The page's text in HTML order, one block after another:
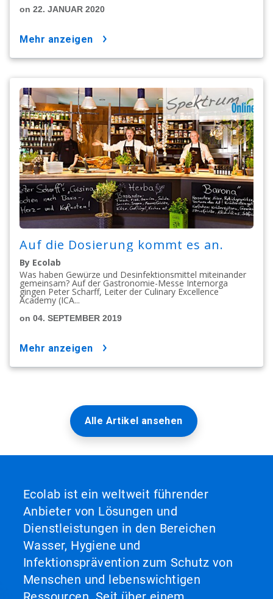
on 22. JANUAR 2020
mehr anzeigen
Auf die Dosierung kommt es an.
By Ecolab
Was haben Gewürze und Desinfektionsmittel miteinander
gemeinsam? Auf der Gastronomie-Messe Internorga
gingen Peter Scharff, Leiter der Culinary Excellence
Academy (ICA...
on 04. SEPTEMBER 2019
mehr anzeigen
Alle Artikel ansehen
Ecolab ist ein weltweit führender
Anbieter von Lösungen und
Dienstleistungen in den Bereichen
Wasser, Hygiene und
Infektionsprävention zum Schutz von
Menschen und lebenswichtigen